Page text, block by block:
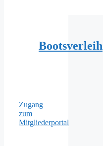
Bootsverleih
Zugang
zum
Mitgliederportal